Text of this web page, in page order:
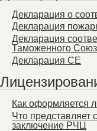
Декларация о
Декларация
Декларация
Таможенного
Декларация СЕ
Как оформляется
Что представляет
заключение РЧЦ